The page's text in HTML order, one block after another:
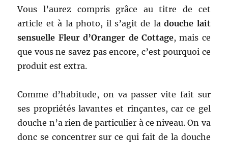
Vous l’aurez compris grâce au titre de cet
article et à la photo, il s’agit de ladouche lait
sensuelle Fleur d’Oranger de Cottage, mais ce
que vous ne savez pas encore, c’est pourquoi ce
produit est extra.
Comme d’habitude, on va passer vite fait sur
ses propriétés lavantes et rinçantes, car ce gel
douche n’a rien de particulier à ce niveau. On va
donc se concentrer sur ce qui fait de la douche